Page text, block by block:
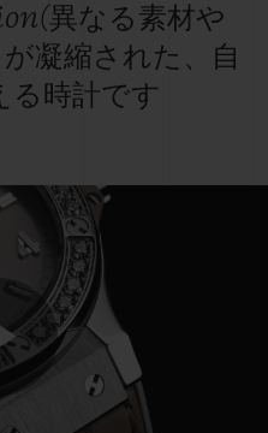
異なる素材や
凝縮された、自
る時計です
Play